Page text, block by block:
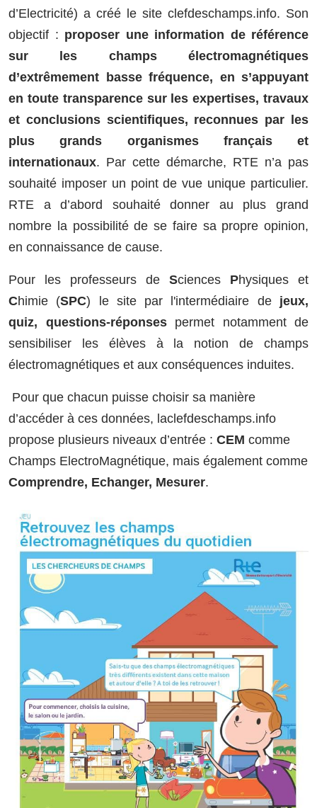
d’Electricité) a créé le site clefdeschamps.info. Son
objectif : proposer une information de référence
sur les champs électromagnétiques
d’extrêmement basse fréquence, en s’appuyant
en toute transparence sur les expertises, travaux
et conclusions scientifiques, reconnues par les
plus grands organismes français et
internationaux. Par cette démarche, RTE n’a pas
souhaité imposer un point de vue unique particulier.
RTE a d’abord souhaité donner au plus grand
nombre la possibilité de se faire sa propre opinion,
en connaissance de cause.
Pour les professeurs de Sciences Physiques et
Chimie (SPC) le site par l'intermédiaire dejeux,
quiz, questions-réponsespermet notamment de
sensibiliser les élèves à la notion de champs
électromagnétiques et aux conséquences induites.
Pour que chacun puisse choisir sa manière
d’accéder à ces données, laclefdeschamps.info
propose plusieurs niveaux d’entrée : CEM comme
Champs ElectroMagnétique, mais également comme
Comprendre, Echanger, Mesurer.